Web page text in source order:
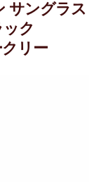
サングラス
ク
クリー